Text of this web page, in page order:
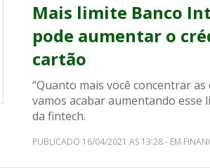
Mais limite Banco
pode aumentar o
cartão
“Quanto mais você concentrar
vamos acabar aumentando esse
da fintech.
PUBLICADO 16/04/2021 AS 13:28 - EM